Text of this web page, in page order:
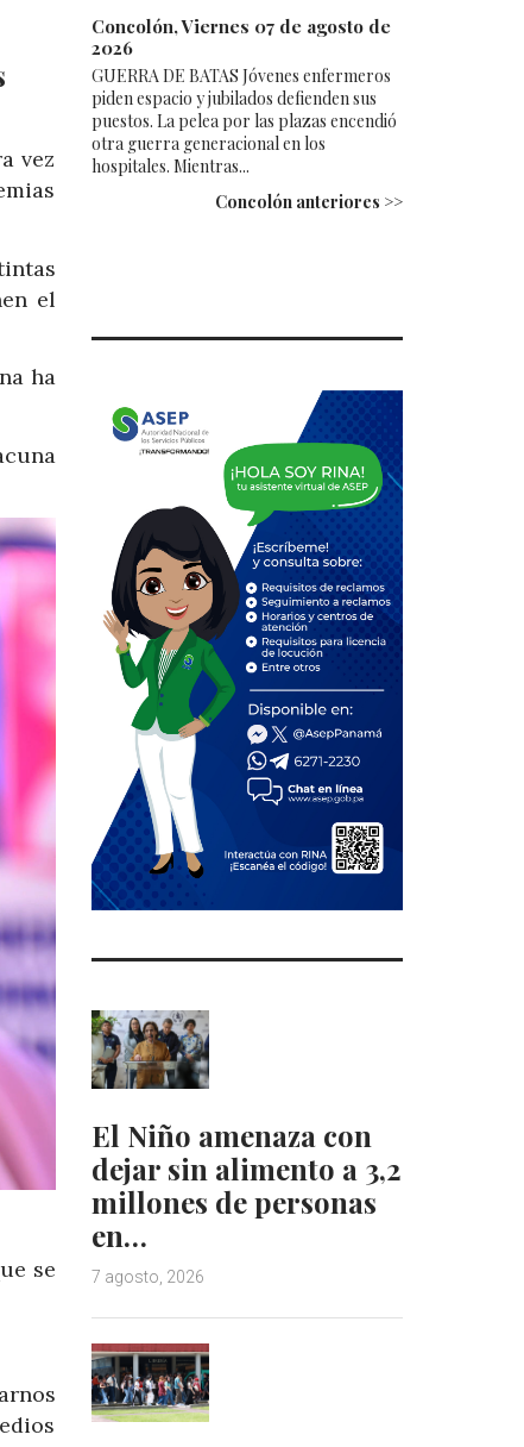
vez
el
ha
se
Concolón, Viernes 07 de agosto de
2026
GUERRA DE BATAS Jóvenes enfermeros
piden espacio y jubilados defienden sus
puestos. La pelea por las plazas encendió
otra guerra generacional en los
hospitales. Mientras...
Concolón anteriores >>
El Niño amenaza con
dejar sin alimento a 3,2
millones de personas
en…
7 agosto, 2026